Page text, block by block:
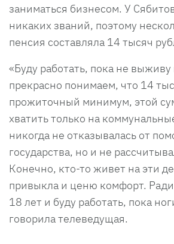
заниматься бизнесом. У
никаких званий, поэтому
пенсия составляла 14 тысяч
«Буду работать, пока не
прекрасно понимаем, что 14
прожиточный минимум, этой
хватить только на
никогда не отказывалась от
государства, но и не
Конечно, кто-то живет на эти
привыкла и ценю комфорт. Ради
18 лет и буду работать, пока
говорила телеведущая.